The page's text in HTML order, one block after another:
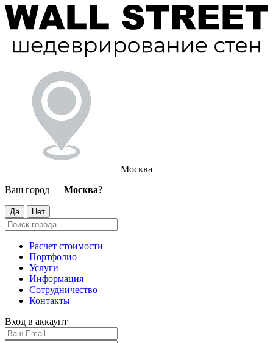
Москва
Ваш город — Москва?
Да Нет
Расчет стоимости
Портфолио
Услуги
Информация
Сотрудничество
Контакты
Вход в аккаунт